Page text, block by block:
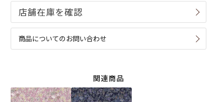
商品についてのお問い合わせ
関連商品